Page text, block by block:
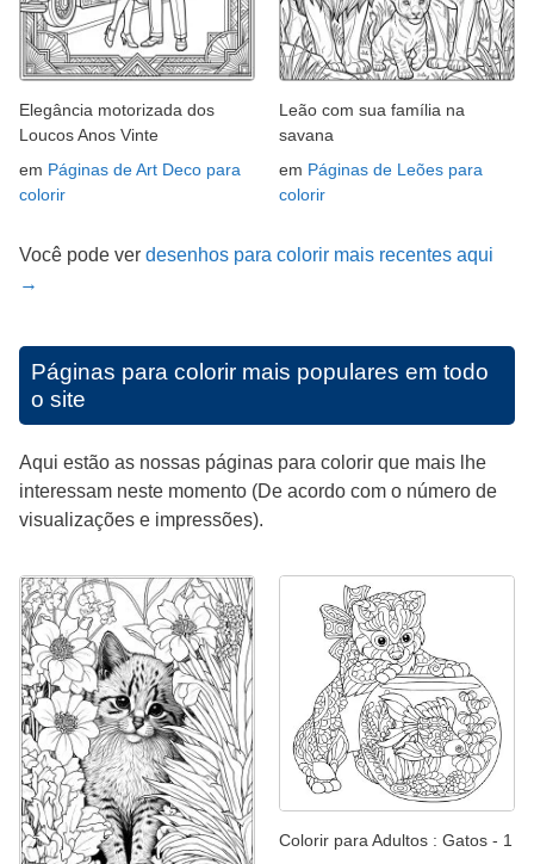
Elegância motorizada dos
Loucos Anos Vinte
em Páginas de Art Deco para
colorir
Leão com sua família na
savana
em Páginas de Leões para
colorir
Você pode ver desenhos para colorir mais recentes aqui
→
Páginas para colorir mais populares em todo
o site
Aqui estão as nossas páginas para colorir que mais lhe
interessam neste momento (De acordo com o número de
visualizações e impressões).
Colorir para Adultos : Gatos - 1